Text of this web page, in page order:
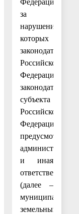
за
нарушение
которых
Российской
Федерации,
субъекта
Российской
Федерации
предусмотрена
и иная
ответственность
(далее –
муниципальный
земельный